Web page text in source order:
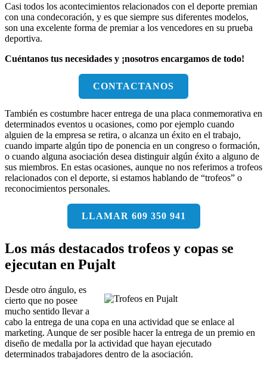
Casi todos los acontecimientos relacionados con el deporte premian
con una condecoración, y es que siempre sus diferentes modelos,
son una excelente forma de premiar a los vencedores en su prueba
deportiva.
Cuéntanos tus necesidades y ¡nosotros encargamos de todo!
CONTACTANOS
También es costumbre hacer entrega de una placa conmemorativa en
determinados eventos u ocasiones, como por ejemplo cuando
alguien de la empresa se retira, o alcanza un éxito en el trabajo,
cuando imparte algún tipo de ponencia en un congreso o formación,
o cuando alguna asociación desea distinguir algún éxito a alguno de
sus miembros. En estas ocasiones, aunque no nos referimos a trofeos
relacionados con el deporte, si estamos hablando de “trofeos” o
reconocimientos personales.
LLAMAR 609 350 941
Los más destacados trofeos y copas se
ejecutan en Pujalt
Desde otro ángulo, es
cierto que no posee
mucho sentido llevar a
cabo la entrega de una copa en una actividad que se enlace al
marketing. Aunque de ser posible hacer la entrega de un premio en
diseño de medalla por la actividad que hayan ejecutado
determinados trabajadores dentro de la asociación.